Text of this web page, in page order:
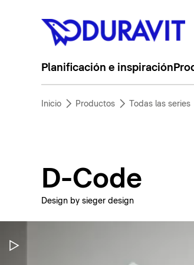
Planificación e inspiración
Inicio Productos Todas las series
D-Code
Design by sieger design
Pausar vídeo